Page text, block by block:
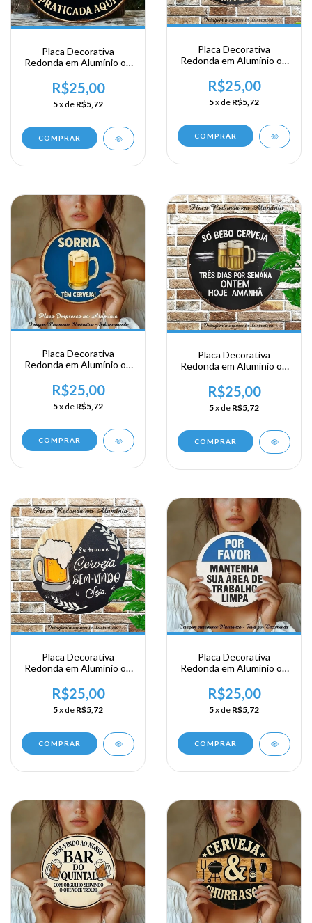
Placa Decorativa
Redonda em Alumínio ou
Grupo
R$25,00
5x de R$5,72
COMPRAR
Placa Decorativa
Redonda em Alumínio ou
Grupo
R$25,00
5x de R$5,72
COMPRAR
Placa Decorativa
Redonda em Alumínio ou
Cerveja
R$25,00
5x de R$5,72
COMPRAR
Placa Decorativa
Redonda em Alumínio ou
3 dias por Semana
R$25,00
5x de R$5,72
COMPRAR
Placa Decorativa
Redonda em Alumínio ou
Seja Bem Vindo
R$25,00
5x de R$5,72
COMPRAR
Placa Decorativa
Redonda em Alumínio ou
Area de Trabalho Limpa
R$25,00
5x de R$5,72
COMPRAR